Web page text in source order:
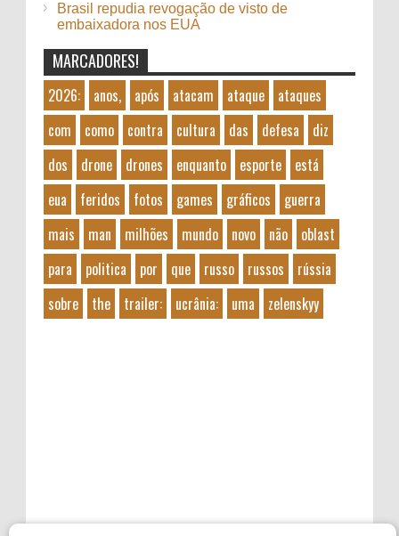
Brasil repudia revogação de visto de
embaixadora nos EUA
MARCADORES!
2026: anos, após atacam ataque
ataques
com
como contra cultura das defesa
diz
dos
drone drones enquanto esporte
está
eua
feridos fotos games gráficos
guerra
mais
man milhões mundo novo não
oblast
para
politica por que russo russos
rússia
sobre
the trailer: ucrânia: uma zelenskyy